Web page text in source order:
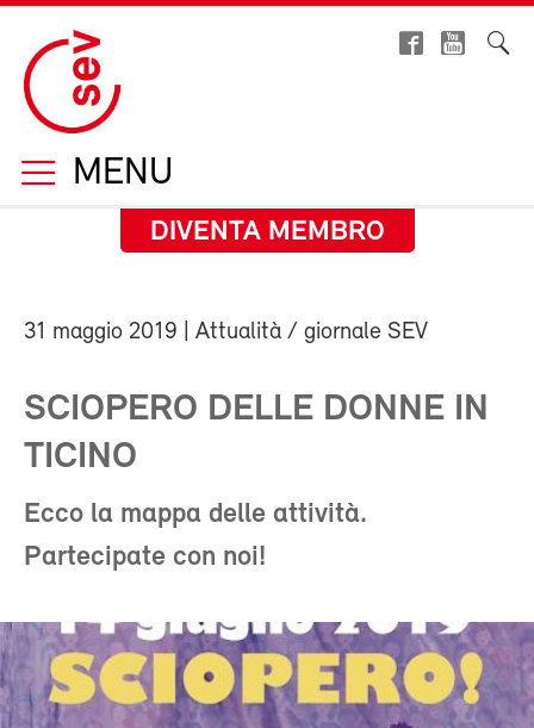
MENU
DIVENTA MEMBRO
31 maggio 2019 | Attualità / giornale SEV
SCIOPERO DELLE DONNE IN
TICINO
Ecco la mappa delle attività.
Partecipate con noi!